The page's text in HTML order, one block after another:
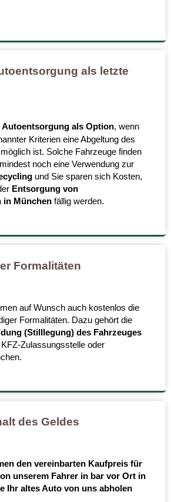
als letzte
Autoentsorgung als Option, wenn
Kriterien eine Abgeltung des
ist. Solche Fahrzeuge finden
noch eine Verwendung zur
und Sie sparen sich Kosten,
Entsorgung von
in Münchenfällig werden.
Formalitäten
auf Wunsch auch kostenlos die
Formalitäten. Dazu gehört die
(Stilllegung) des Fahrzeuges
Zulassungsstelle oder
des Geldes
den vereinbarten Kaufpreis für
unserem Fahrer in bar vor Ort in
Ihr altes Auto von uns abholen